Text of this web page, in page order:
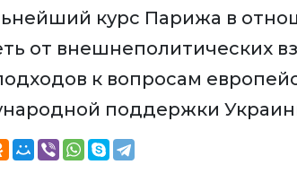
курс Парижа в
от внешнеполитических
к вопросам
поддержки